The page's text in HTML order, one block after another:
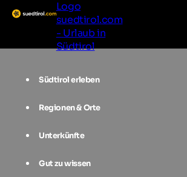
Logo
suedtirol.com
- Urlaub in
Südtirol
Südtirol erleben
Regionen & Orte
Unterkünfte
Gut zu wissen